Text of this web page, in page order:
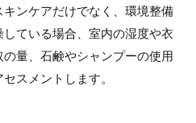
ンケアだけでなく、環境整備
ている場合、室内の湿度や衣
量、石鹸やシャンプーの使用
スメントします。